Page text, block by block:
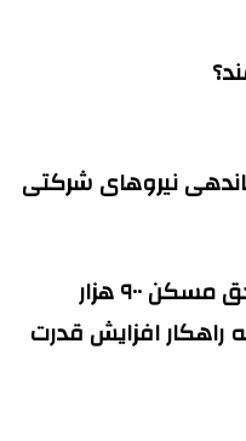
نیروهای شرکتی
پیشنهاد افزایش ۳۵ درصدی حق مسکن ۹۰۰ هزار
راهکار افزایش قدرت